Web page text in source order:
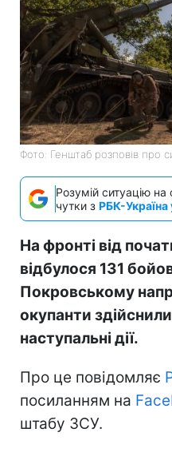
Фото: Генштаб розповів про
Розумій ситуацію
чутки з РБК-Україна
На фронті від
відбулося 131
Покровському
окупанти
наступальні дії.
Про це повідомляє
посиланням на
штабу ЗСУ.